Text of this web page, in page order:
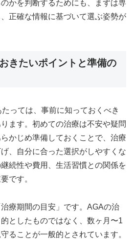
かを判断するためにも、まずは専
正確な情報に基づいて選ぶ姿勢が
きたいポイントと準備の
っては、事前に知っておくべき
ます。初めての治療は不安や疑問
かじめ準備しておくことで、治療
、自分に合った選択がしやすくな
続性や費用、生活習慣との関係を
です。
療期間の目安」です。AGAの治
としたものではなく、数ヶ月〜1
ることが一般的とされています。